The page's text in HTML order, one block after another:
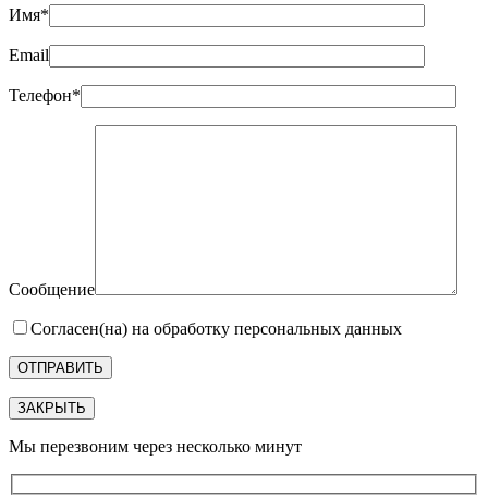
Имя*
Email
Телефон*
Сообщение
Согласен(на) на обработку персональных данных
ЗАКРЫТЬ
Мы перезвоним через несколько минут